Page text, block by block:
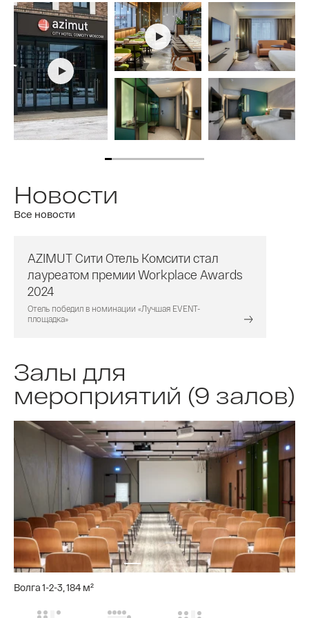
Новости
Все новости
AZIMUT Сити Отель Комсити стал
лауреатом премии Workplace Awards
2024
Отель победил в номинации «Лучшая EVENT-
площадка»
Залы для
мероприятий (9 залов)
Волга 1-2-3, 184 м²